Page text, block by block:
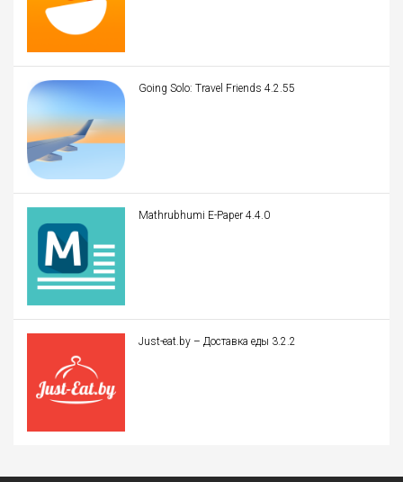
Going Solo: Travel Friends 4.2.55
Mathrubhumi E-Paper 4.4.0
Just-eat.by – Доставка еды 3.2.2